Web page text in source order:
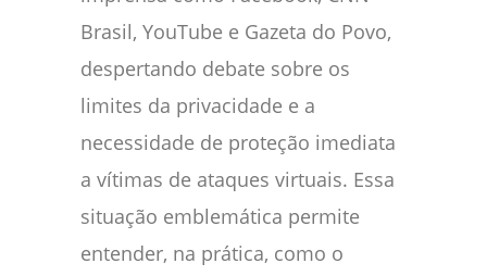
Brasil, YouTube e Gazeta do Povo,
despertando debate sobre os
limites da privacidade e a
necessidade de proteção imediata
a vítimas de ataques virtuais. Essa
situação emblemática permite
entender, na prática, como o